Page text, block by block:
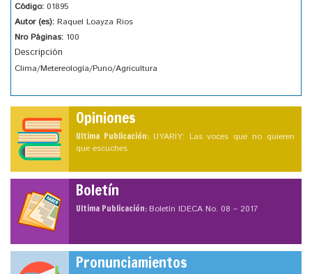
Código: 01895
Autor (es): Raquel Loayza Rios
Nro Páginas: 100
Descripción
Clima/Metereología/Puno/Agricultura
Opiniones
Ultima Publicación: UYARIY: Las voces que no quieren
que escuches
Boletín
Ultima Publicación:Boletín IDECA No. 08 – 2017
Pronunciamientos